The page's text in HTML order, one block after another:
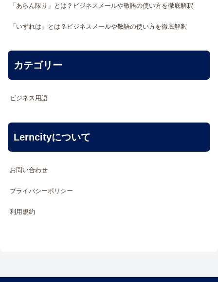
「あらん限り」とは？ビジネスメールや敬語の使い方を徹底解釈
「いずれは」とは？ビジネスメールや敬語の使い方を徹底解釈
カテゴリー
ビジネス用語
Lerncityについて
お問い合わせ
プライバシーポリシー
利用規約